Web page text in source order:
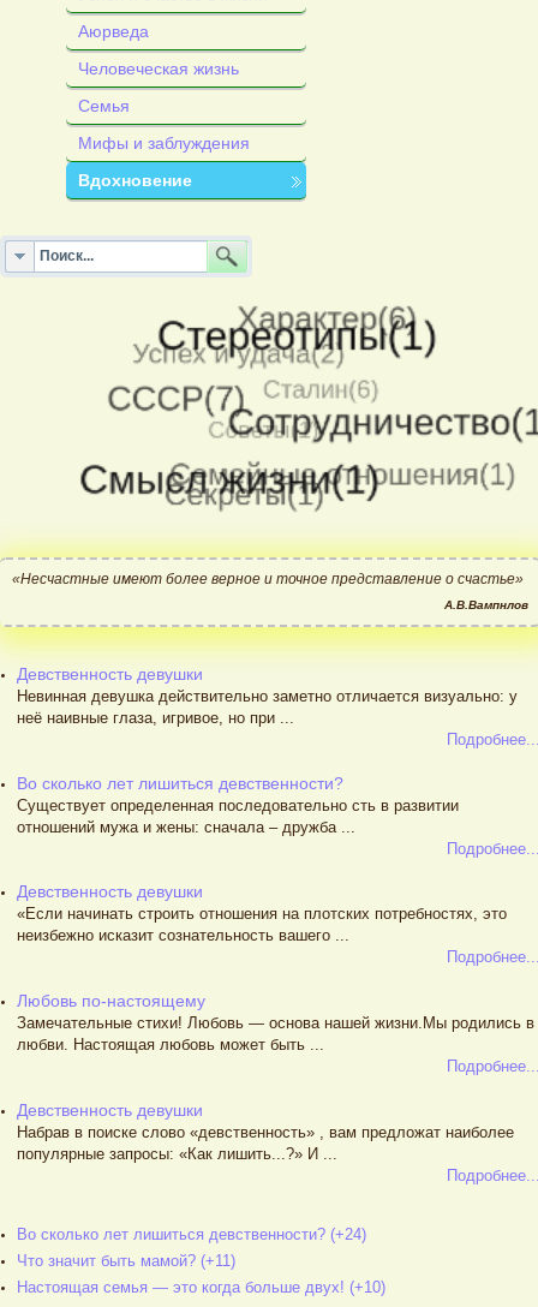
Аюрведа
Человеческая жизнь
Семья
Мифы и заблуждения
Вдохновение
«Несчастные имеют более верное и точное представление о счастье»
А.В.Вампнлов
Девственность девушки
Невинная девушка действительно заметно отличается визуально: у
неё наивные глаза, игривое, но при ...
Во сколько лет лишиться девственности?
Существует определенная последовательно сть в развитии
отношений мужа и жены: сначала – дружба ...
Девственность девушки
«Если начинать строить отношения на плотских потребностях, это
неизбежно исказит сознательность вашего ...
Любовь по-настоящему
Замечательные стихи! Любовь — основа нашей жизни.Мы родились в
любви. Настоящая любовь может быть ...
Девственность девушки
Набрав в поиске слово «девственность» , вам предложат наиболее
популярные запросы: «Как лишить...?» И ...
Во сколько лет лишиться девственности? (+24)
Что значит быть мамой? (+11)
Настоящая семья — это когда больше двух! (+10)